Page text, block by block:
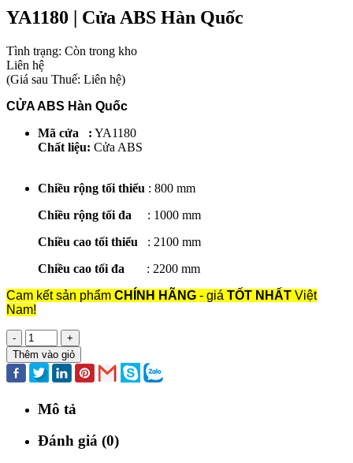
YA1180 | Cửa ABS Hàn Quốc
Tình trạng: Còn trong kho
Liên hệ
(Giá sau Thuế: Liên hệ)
CỬA ABS Hàn Quốc
Mã cửa : YA1180
Chất liệu: Cửa ABS
Chiều rộng tối thiểu : 800 mm
Chiều rộng tối đa : 1000 mm
Chiều cao tối thiểu : 2100 mm
Chiều cao tối đa : 2200 mm
Cam kết sản phẩm CHÍNH HÃNG - giá TỐT NHẤT Việt
Nam!
-
+
Thêm vào giỏ
Mô tả
Đánh giá (0)